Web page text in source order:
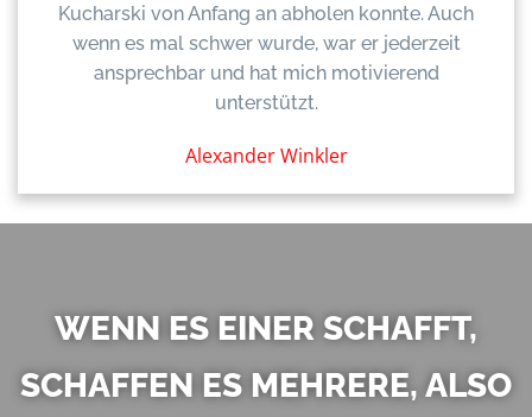
Kucharski von Anfang an abholen konnte. Auch
wenn es mal schwer wurde, war er jederzeit
ansprechbar und hat mich motivierend
unterstützt.
Alexander Winkler
WENN ES EINER SCHAFFT,
SCHAFFEN ES MEHRERE, ALSO